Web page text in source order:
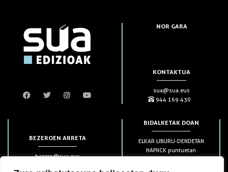
NOR GARA
KONTAKTUA
sua@sua.eus
944 169 430
BEZEROEN ARRETA
bezero@sua.eus
BIDALKETAK DOAN
ELKAR LIBURU-DENDETAN
HAPIICK puntuetan
(soilik penintsulan)